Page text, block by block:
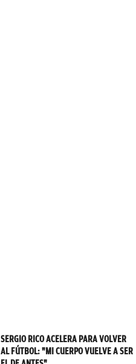
SERGIO RICO ACELERA PARA VOLVER
AL FÚTBOL: "MI CUERPO VUELVE A SER